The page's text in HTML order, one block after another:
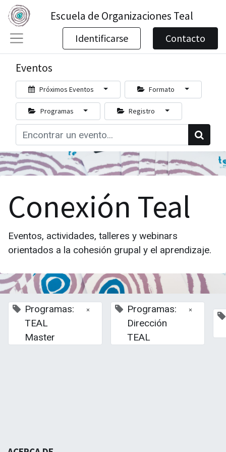
Escuela de Organizaciones Teal
Identificarse Contacto
Eventos
Próximos Eventos Formato
Programas Registro
Conexión Teal
Eventos, actividades, talleres y webinars
orientados a la cohesión grupal y el aprendizaje.
Programas:
TEAL
Master
×
Programas:
Dirección
TEAL
×